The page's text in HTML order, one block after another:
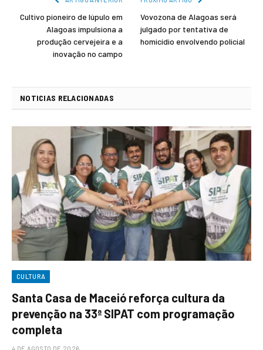
Cultivo pioneiro de lúpulo em
Alagoas impulsiona a
produção cervejeira e a
inovação no campo
Vovozona de Alagoas será
julgado por tentativa de
homicídio envolvendo policial
NOTICIAS RELACIONADAS
CULTURA
Santa Casa de Maceió reforça cultura da
prevenção na 33ª SIPAT com programação
completa